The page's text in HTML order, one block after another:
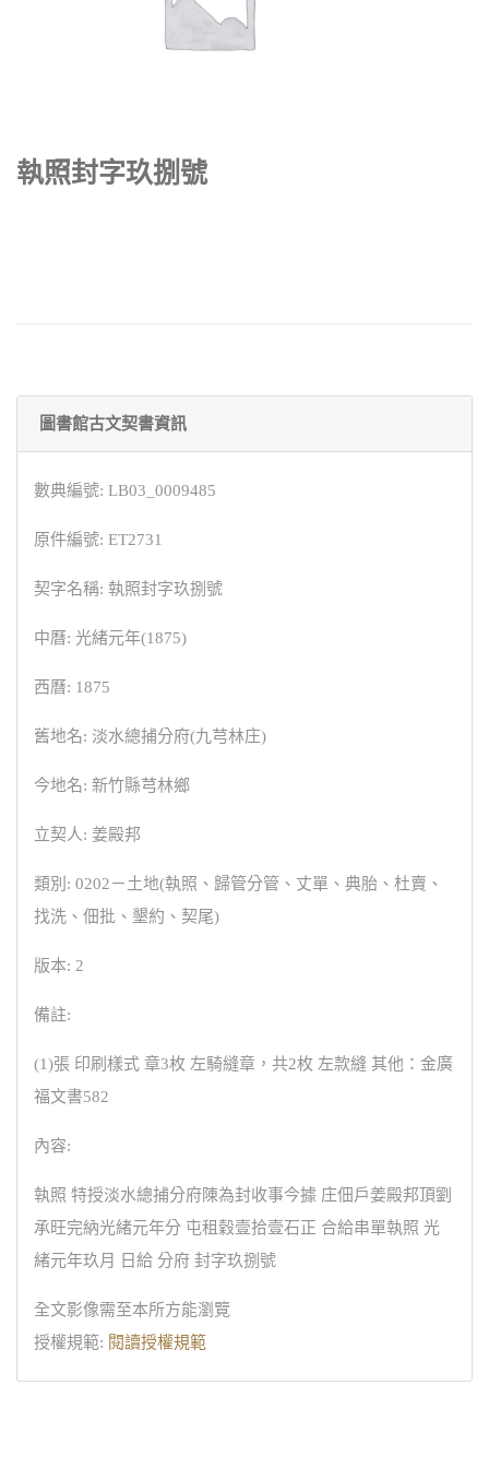
執照封字玖捌號
圖書館古文契書資訊
數典編號: LB03_0009485
原件編號: ET2731
契字名稱: 執照封字玖捌號
中曆: 光緒元年(1875)
西曆: 1875
舊地名: 淡水總捕分府(九芎林庄)
今地名: 新竹縣芎林鄉
立契人: 姜殿邦
類別: 0202－土地(執照、歸管分管、丈單、典胎、杜賣、
找洗、佃批、墾約、契尾)
版本: 2
備註:
(1)張 印刷樣式 章3枚 左騎縫章，共2枚 左款縫 其他：金廣
福文書582
內容:
執照 特授淡水總捕分府陳為封收事今據 庄佃戶姜殿邦頂劉
承旺完納光緒元年分 屯租穀壹拾壹石正 合給串單執照 光
緒元年玖月 日給 分府 封字玖捌號
全文影像需至本所方能瀏覽
授權規範: 閱讀授權規範